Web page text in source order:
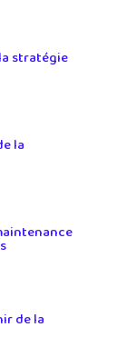
stratégie
la
de la